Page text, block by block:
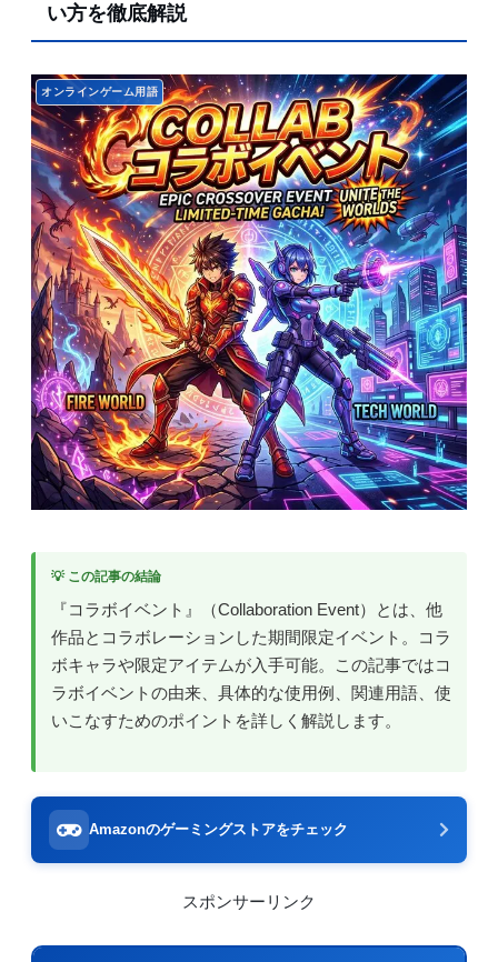
い方を徹底解説
オンラインゲーム用語
💡 この記事の結論
『コラボイベント』（Collaboration Event）とは、他
作品とコラボレーションした期間限定イベント。コラ
ボキャラや限定アイテムが入手可能。この記事ではコ
ラボイベントの由来、具体的な使用例、関連用語、使
いこなすためのポイントを詳しく解説します。
Amazonのゲーミングストアをチェック
スポンサーリンク